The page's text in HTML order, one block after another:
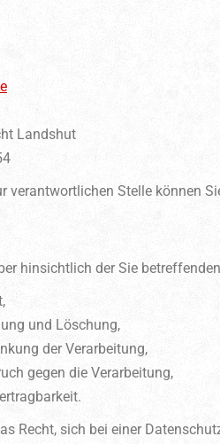
Landshut
verantwortlichen Stelle können
hinsichtlich der Sie
und Löschung,
der Verarbeitung,
gegen die Verarbeitung,
Recht, sich bei einer